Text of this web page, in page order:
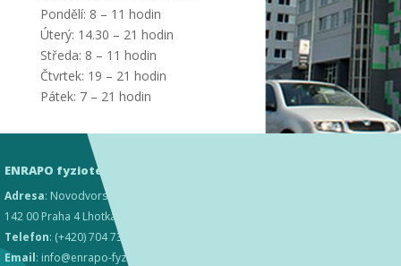
Pondělí: 8 – 11 hodin
Úterý: 14.30 – 21 hodin
Středa: 8 – 11 hodin
Čtvrtek: 19 – 21 hodin
Pátek: 7 – 21 hodin
ENRAPO fyzioterapie s.r.o
Adresa: Novodvorská 1061/10,
142 00 Praha 4 Lhotka
Telefon: (+420) 704 736 555
Email: info@enrapo-fyzio.cz